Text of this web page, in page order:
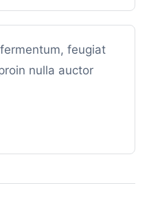
feugiat
nulla auctor